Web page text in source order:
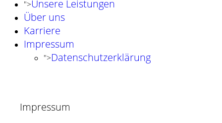
Karriere
Impressum
">Datenschutzerklärung